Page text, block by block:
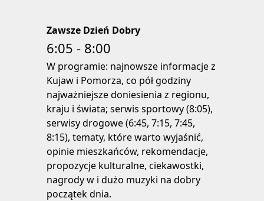
Zawsze Dzień Dobry
6:05 - 8:00
W programie: najnowsze informacje z
Kujaw i Pomorza, co pół godziny
najważniejsze doniesienia z regionu,
kraju i świata; serwis sportowy (8:05),
serwisy drogowe (6:45, 7:15, 7:45,
8:15), tematy, które warto wyjaśnić,
opinie mieszkańców, rekomendacje,
propozycje kulturalne, ciekawostki,
nagrody w i dużo muzyki na dobry
początek dnia.